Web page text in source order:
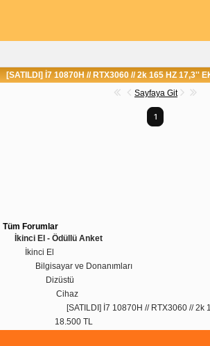
[SATILDI] İ7 10870H // RTX3060 // 2k 165 HZ 17,3''
Sayfaya Git
1
Tüm Forumlar
İkinci El - Ödüllü Anket
İkinci El
Bilgisayar ve Donanımları
Dizüstü
Cihaz
[SATILDI] İ7 10870H // RTX3060 // 2k
18.500 TL